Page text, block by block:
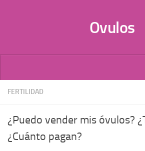
Ovulos
Por Tipo
Candidiasis
Anticonceptivos
FERTILIDAD
¿Puedo vender mis óvulos?
¿Cuánto pagan?